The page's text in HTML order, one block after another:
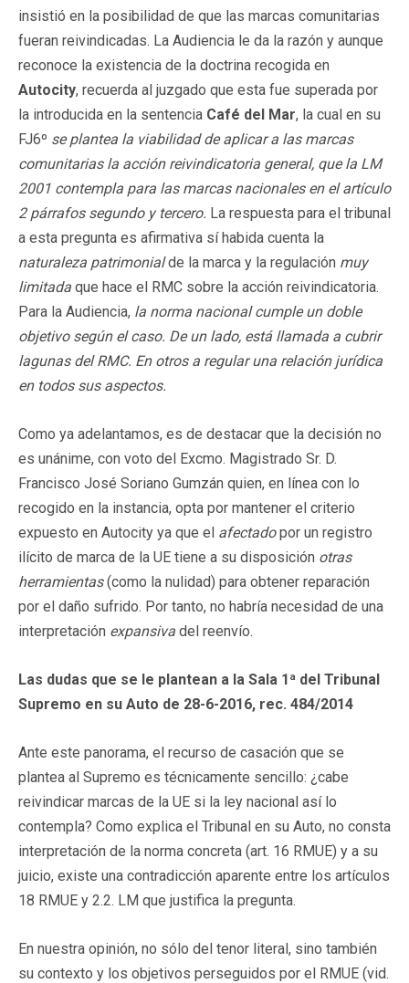
insistió en la posibilidad de que las marcas comunitarias
fueran reivindicadas. La Audiencia le da la razón y aunque
reconoce la existencia de la doctrina recogida en
Autocity, recuerda al juzgado que esta fue superada por
la introducida en la sentencia Café del Mar, la cual en su
FJ6º se plantea la viabilidad de aplicar a las marcas
comunitarias la acción reivindicatoria general, que la LM
2001 contempla para las marcas nacionales en el artículo
2 párrafos segundo y tercero. La respuesta para el tribunal
a esta pregunta es afirmativa sí habida cuenta la
naturaleza patrimonialde la marca y la regulación muy
limitada que hace el RMC sobre la acción reivindicatoria.
Para la Audiencia, la norma nacional cumple un doble
objetivo según el caso. De un lado, está llamada a cubrir
lagunas del RMC. En otros a regular una relación jurídica
en todos sus aspectos.
Como ya adelantamos, es de destacar que la decisión no
es unánime, con voto del Excmo. Magistrado Sr. D.
Francisco José Soriano Gumzán quien, en línea con lo
recogido en la instancia, opta por mantener el criterio
expuesto en Autocity ya que el afectadopor un registro
ilícito de marca de la UE tiene a su disposición otras
herramientas(como la nulidad) para obtener reparación
por el daño sufrido. Por tanto, no habría necesidad de una
interpretación expansiva del reenvío.
Las dudas que se le plantean a la Sala 1ª del Tribunal
Supremo en su Auto de 28-6-2016, rec. 484/2014
Ante este panorama, el recurso de casación que se
plantea al Supremo es técnicamente sencillo: ¿cabe
reivindicar marcas de la UE si la ley nacional así lo
contempla? Como explica el Tribunal en su Auto, no consta
interpretación de la norma concreta (art. 16 RMUE) y a su
juicio, existe una contradicción aparente entre los artículos
18 RMUE y 2.2. LM que justifica la pregunta.
En nuestra opinión, no sólo del tenor literal, sino también
su contexto y los objetivos perseguidos por el RMUE (vid.